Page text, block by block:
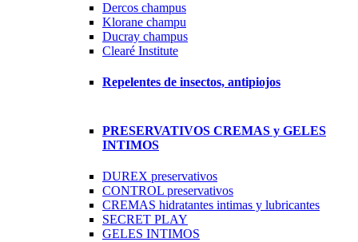
Dercos champus
Klorane champu
Ducray champus
Clearé Institute
Repelentes de insectos, antipiojos
PRESERVATIVOS CREMAS y GELES
INTIMOS
DUREX preservativos
CONTROL preservativos
CREMAS hidratantes intimas y lubricantes
SECRET PLAY
GELES INTIMOS